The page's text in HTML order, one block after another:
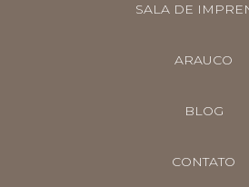
SALA DE
ARAUCO
BLOG
CONTATO